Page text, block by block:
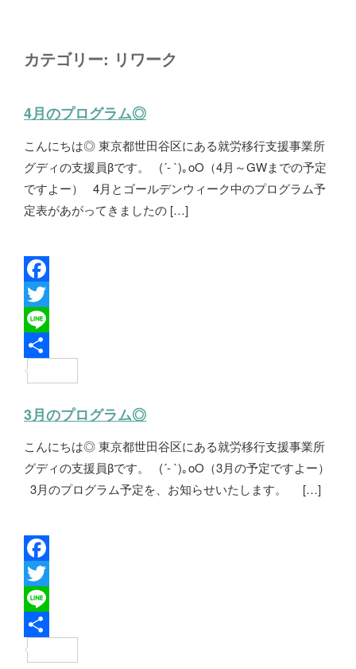
カテゴリー: リワーク
4月のプログラム◎
こんにちは◎ 東京都世田谷区にある就労移行支援事業所
グディの支援員βです。 (´- `)｡oO（4月～GWまでの予定
ですよー） 4月とゴールデンウィーク中のプログラム予
定表があがってきましたの […]
F
a
c
e
o
o
k
T
w
i
t
e
r
L
i
e
3月のプログラム◎
こんにちは◎ 東京都世田谷区にある就労移行支援事業所
グディの支援員βです。 (´- `)｡oO（3月の予定ですよー）
3月のプログラム予定を、お知らせいたします。 […]
F
a
c
e
T
w
i
L
i